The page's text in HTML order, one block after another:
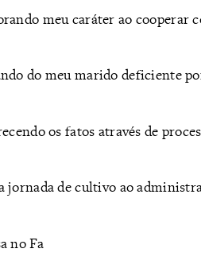
meu caráter ao cooperar
do meu marido deficiente
os fatos através de
jornada de cultivo ao
no Fa